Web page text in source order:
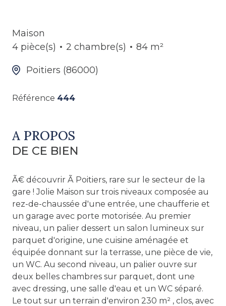
Maison
4 pièce(s)
2 chambre(s) 84 m²
Poitiers (86000)
Référence 444
A PROPOS
DE CE BIEN
Ã€ découvrir Ã Poitiers, rare sur le secteur de la
gare ! Jolie Maison sur trois niveaux composée au
rez-de-chaussée d'une entrée, une chaufferie et
un garage avec porte motorisée. Au premier
niveau, un palier dessert un salon lumineux sur
parquet d'origine, une cuisine aménagée et
équipée donnant sur la terrasse, une pièce de vie,
un WC. Au second niveau, un palier ouvre sur
deux belles chambres sur parquet, dont une
avec dressing, une salle d'eau et un WC séparé.
Le tout sur un terrain d'environ 230 m² , clos, avec